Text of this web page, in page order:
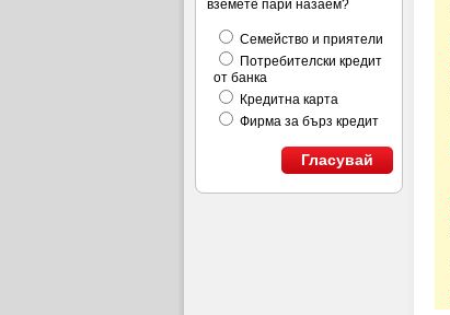
вземете пари назаем?
Семейство и приятели
Потребителски кредит
от банка
Кредитна карта
Фирма за бърз кредит
Гласувай